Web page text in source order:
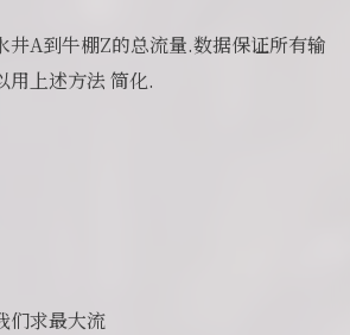
井A到牛棚Z的总流量.数据保证所有输
用上述方法 简化.
们求最大流